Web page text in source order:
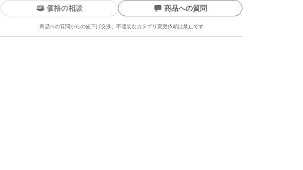
価格の相談 商品への質問
商品への質問からの値下げ交渉、不適切なカテゴリ変更依頼は禁止です